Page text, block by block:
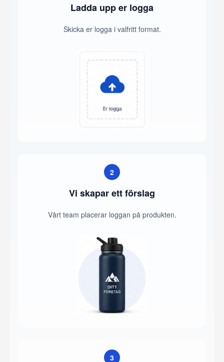
Ladda upp er logga
Skicka er logga i valfritt format.
2
Vi skapar ett förslag
Vårt team placerar loggan på produkten.
3